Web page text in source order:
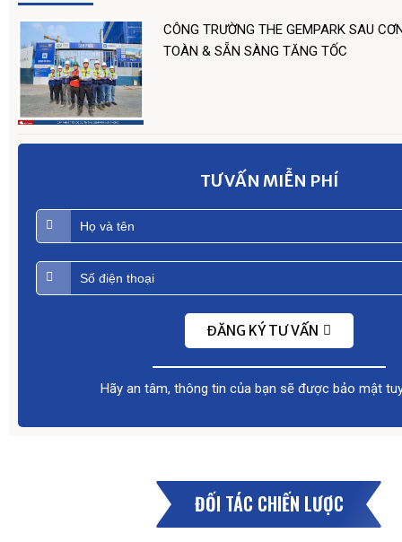
CÔNG TRƯỜNG THE GEMPARK SAU
TOÀN & SẴN SÀNG TĂNG TỐC
TƯ VẤN MIỄN PHÍ
ĐĂNG KÝ TƯ VẤN
Hãy an tâm, thông tin của bạn sẽ được bảo mật
ĐỐI TÁC CHIẾN LƯỢC